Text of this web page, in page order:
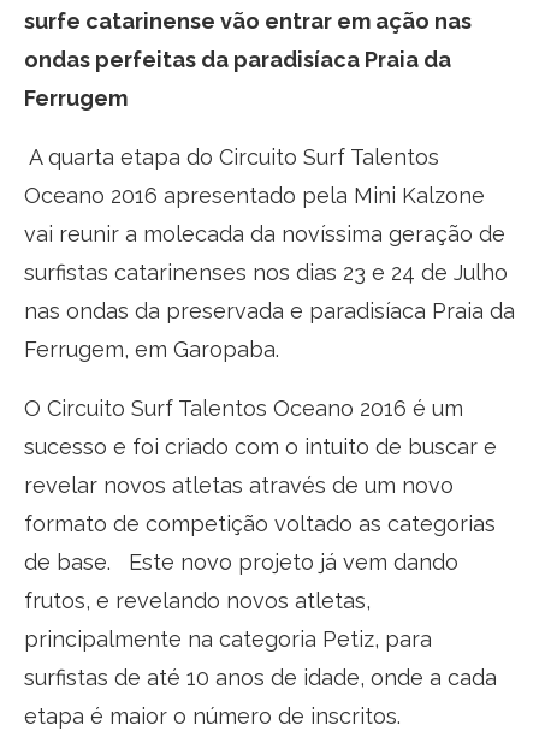
surfe catarinense vão entrar em ação nas
ondas perfeitas da paradisíaca Praia da
Ferrugem
A quarta etapa do Circuito Surf Talentos
Oceano 2016 apresentado pela Mini Kalzone
vai reunir a molecada da novíssima geração de
surfistas catarinenses nos dias 23 e 24 de Julho
nas ondas da preservada e paradisíaca Praia da
Ferrugem, em Garopaba.
O Circuito Surf Talentos Oceano 2016 é um
sucesso e foi criado com o intuito de buscar e
revelar novos atletas através de um novo
formato de competição voltado as categorias
de base. Este novo projeto já vem dando
frutos, e revelando novos atletas,
principalmente na categoria Petiz, para
surfistas de até 10 anos de idade, onde a cada
etapa é maior o número de inscritos.